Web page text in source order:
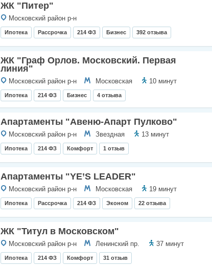
ЖК "Питер"
Московский район р-н
Ипотека Рассрочка 214 ФЗ Бизнес 392 отзыва
ЖК "Граф Орлов. Московский. Первая
линия"
Московский район р-н Московская 10 минут
Ипотека 214 ФЗ Бизнес 4 отзыва
Апартаменты "Авеню-Апарт Пулково"
Московский район р-н Звездная 13 минут
Ипотека 214 ФЗ Комфорт 1 отзыв
Апартаменты "YE’S LEADER"
Московский район р-н Московская 19 минут
Ипотека Рассрочка 214 ФЗ Эконом 22 отзыва
ЖК "Титул в Московском"
Московский район р-н Ленинский пр. 37 минут
Ипотека 214 ФЗ Комфорт 31 отзыв